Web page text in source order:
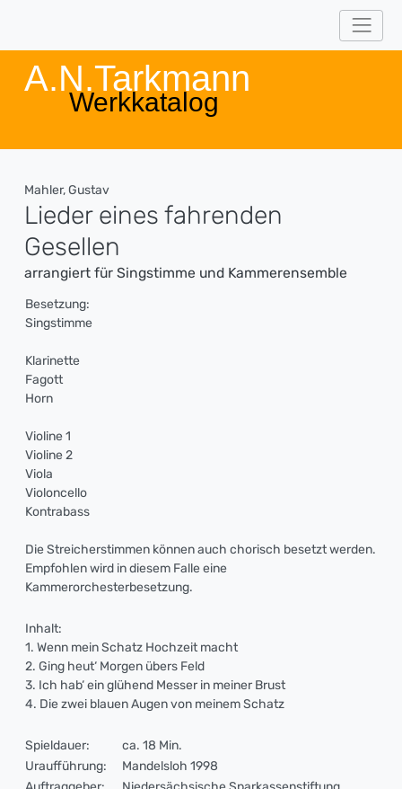
A.N.Tarkmann
Werkkatalog
Mahler, Gustav
Lieder eines fahrenden
Gesellen
arrangiert für Singstimme und Kammerensemble
Besetzung:
Singstimme
Klarinette
Fagott
Horn
Violine 1
Violine 2
Viola
Violoncello
Kontrabass
Die Streicherstimmen können auch chorisch besetzt werden.
Empfohlen wird in diesem Falle eine
Kammerorchesterbesetzung.
Inhalt:
1. Wenn mein Schatz Hochzeit macht
2. Ging heut‘ Morgen übers Feld
3. Ich hab‘ ein glühend Messer in meiner Brust
4. Die zwei blauen Augen von meinem Schatz
Spieldauer:
ca. 18 Min.
Uraufführung:
Mandelsloh 1998